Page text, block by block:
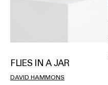
FLIES IN A JAR
DAVID HAMMONS